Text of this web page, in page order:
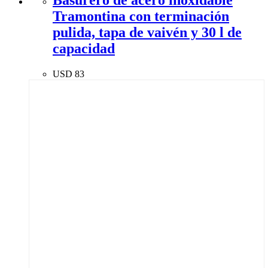
Tramontina con terminación
pulida, tapa de vaivén y 30 l de
capacidad
USD 83